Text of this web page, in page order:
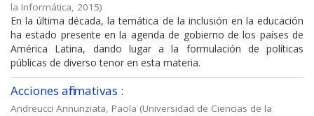
la Informática, 2015)
En la última década, la temática de la inclusión en la educación
ha estado presente en la agenda de gobierno de los países de
América Latina, dando lugar a la formulación de políticas
públicas de diverso tenor en esta materia.
Acciones afirmativas :
Andreucci Annunziata, Paola (Universidad de Ciencias de la